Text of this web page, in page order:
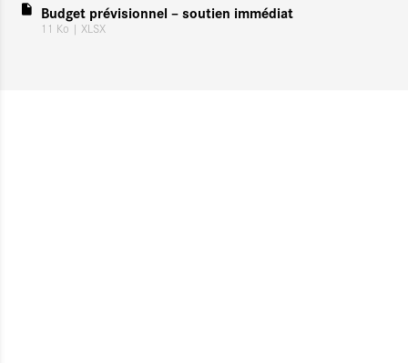
Budget prévisionnel – soutien immédiat
11 Ko | XLSX